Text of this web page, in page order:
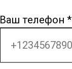
Ваш телефон*